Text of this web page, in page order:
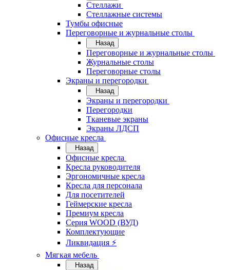
Стеллажи
Стеллажные системы
Тумбы офисные
Переговорные и журнальные столы
Назад
Переговорные и журнальные столы
Журнальные столы
Переговорные столы
Экраны и перегородки
Назад
Экраны и перегородки
Перегородки
Тканевые экраны
Экраны ЛДСП
Офисные кресла
Назад
Офисные кресла
Кресла руководителя
Эргономичные кресла
Кресла для персонала
Для посетителей
Геймерские кресла
Премиум кресла
Серия WOOD (ВУД)
Комплектующие
Ликвидация ⚡
Мягкая мебель
Назад